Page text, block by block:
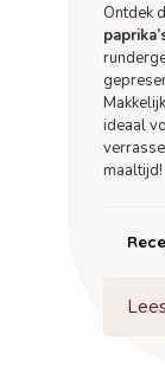
Ontdek
ideaal
maaltijd!